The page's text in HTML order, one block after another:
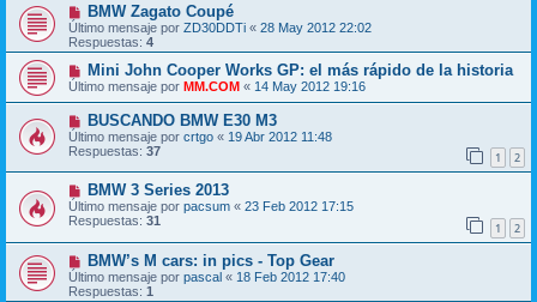
BMW Zagato Coupé
Último mensaje por ZD30DDTi « 28 May 2012 22:02
Respuestas: 4
Mini John Cooper Works GP: el más rápido de la historia
Último mensaje por MM.COM « 14 May 2012 19:16
BUSCANDO BMW E30 M3
Último mensaje por crtgo « 19 Abr 2012 11:48
Respuestas: 37 1 2
BMW 3 Series 2013
Último mensaje por pacsum « 23 Feb 2012 17:15
Respuestas: 31 1 2
BMW’s M cars: in pics - Top Gear
Último mensaje por pascal « 18 Feb 2012 17:40
Respuestas: 1